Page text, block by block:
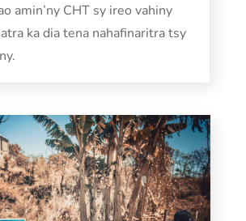
amin’ny CHT sy ireo vahiny
ka dia tena nahafinaritra tsy